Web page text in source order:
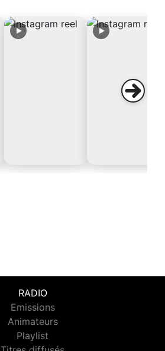
RADIO
Emissions
Animateurs
Playlist